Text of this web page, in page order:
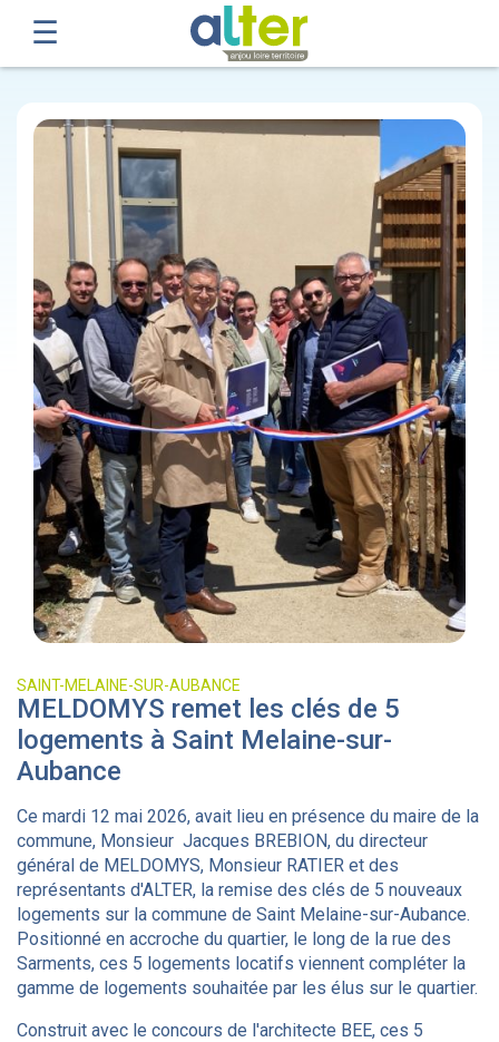
SAINT-MELAINE-SUR-AUBANCE
MELDOMYS remet les clés de 5
logements à Saint Melaine-sur-
Aubance
Ce mardi 12 mai 2026, avait lieu en présence du maire de la
commune, Monsieur Jacques BREBION, du directeur
général de MELDOMYS, Monsieur RATIER et des
représentants d'ALTER, la remise des clés de 5 nouveaux
logements sur la commune de Saint Melaine-sur-Aubance.
Positionné en accroche du quartier, le long de la rue des
Sarments, ces 5 logements locatifs viennent compléter la
gamme de logements souhaitée par les élus sur le quartier.
Construit avec le concours de l'architecte BEE, ces 5